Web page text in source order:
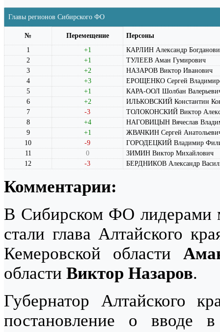
Главы регионов Сибирского ФО
№ Перемещение
Персоны
1
+1
КАРЛИН Александр
2
+1
ТУЛЕЕВ Аман Гумирович
3
+2
НАЗАРОВ Виктор Иванович
4
+3
ЕРОЩЕНКО Сергей
5
+1
КАРА-ООЛ Шолбан
6
+2
ИЛЬКОВСКИЙ Константин
7
-3
ТОЛОКОНСКИЙ Виктор
8
+4
НАГОВИЦЫН Вячеслав
9
+1
ЖВАЧКИН Сергей
10
-9
ГОРОДЕЦКИЙ Владимир
11
0
ЗИМИН Виктор Михайлович
12
-3 БЕРДНИКОВ Александр
Комментарии:
В Сибирском ФО лидерами
стали глава Алтайского
Кемеровской области
области Виктор Назаров.
Губернатор Алтайского
постановление о вводе